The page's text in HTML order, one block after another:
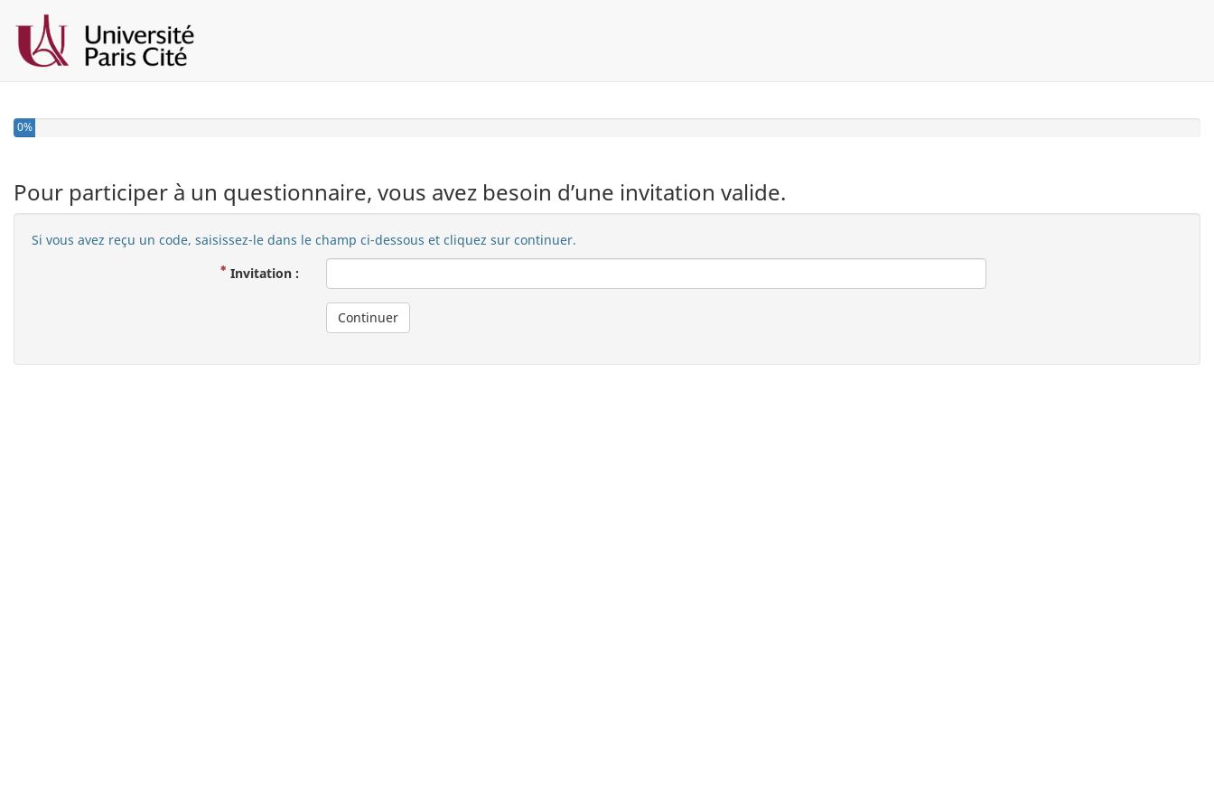
0%
Pour participer à un questionnaire, vous avez besoin d’une invitation valide.
Si vous avez reçu un code, saisissez-le dans le champ ci-dessous et cliquez sur continuer.
Invitation :
Continuer